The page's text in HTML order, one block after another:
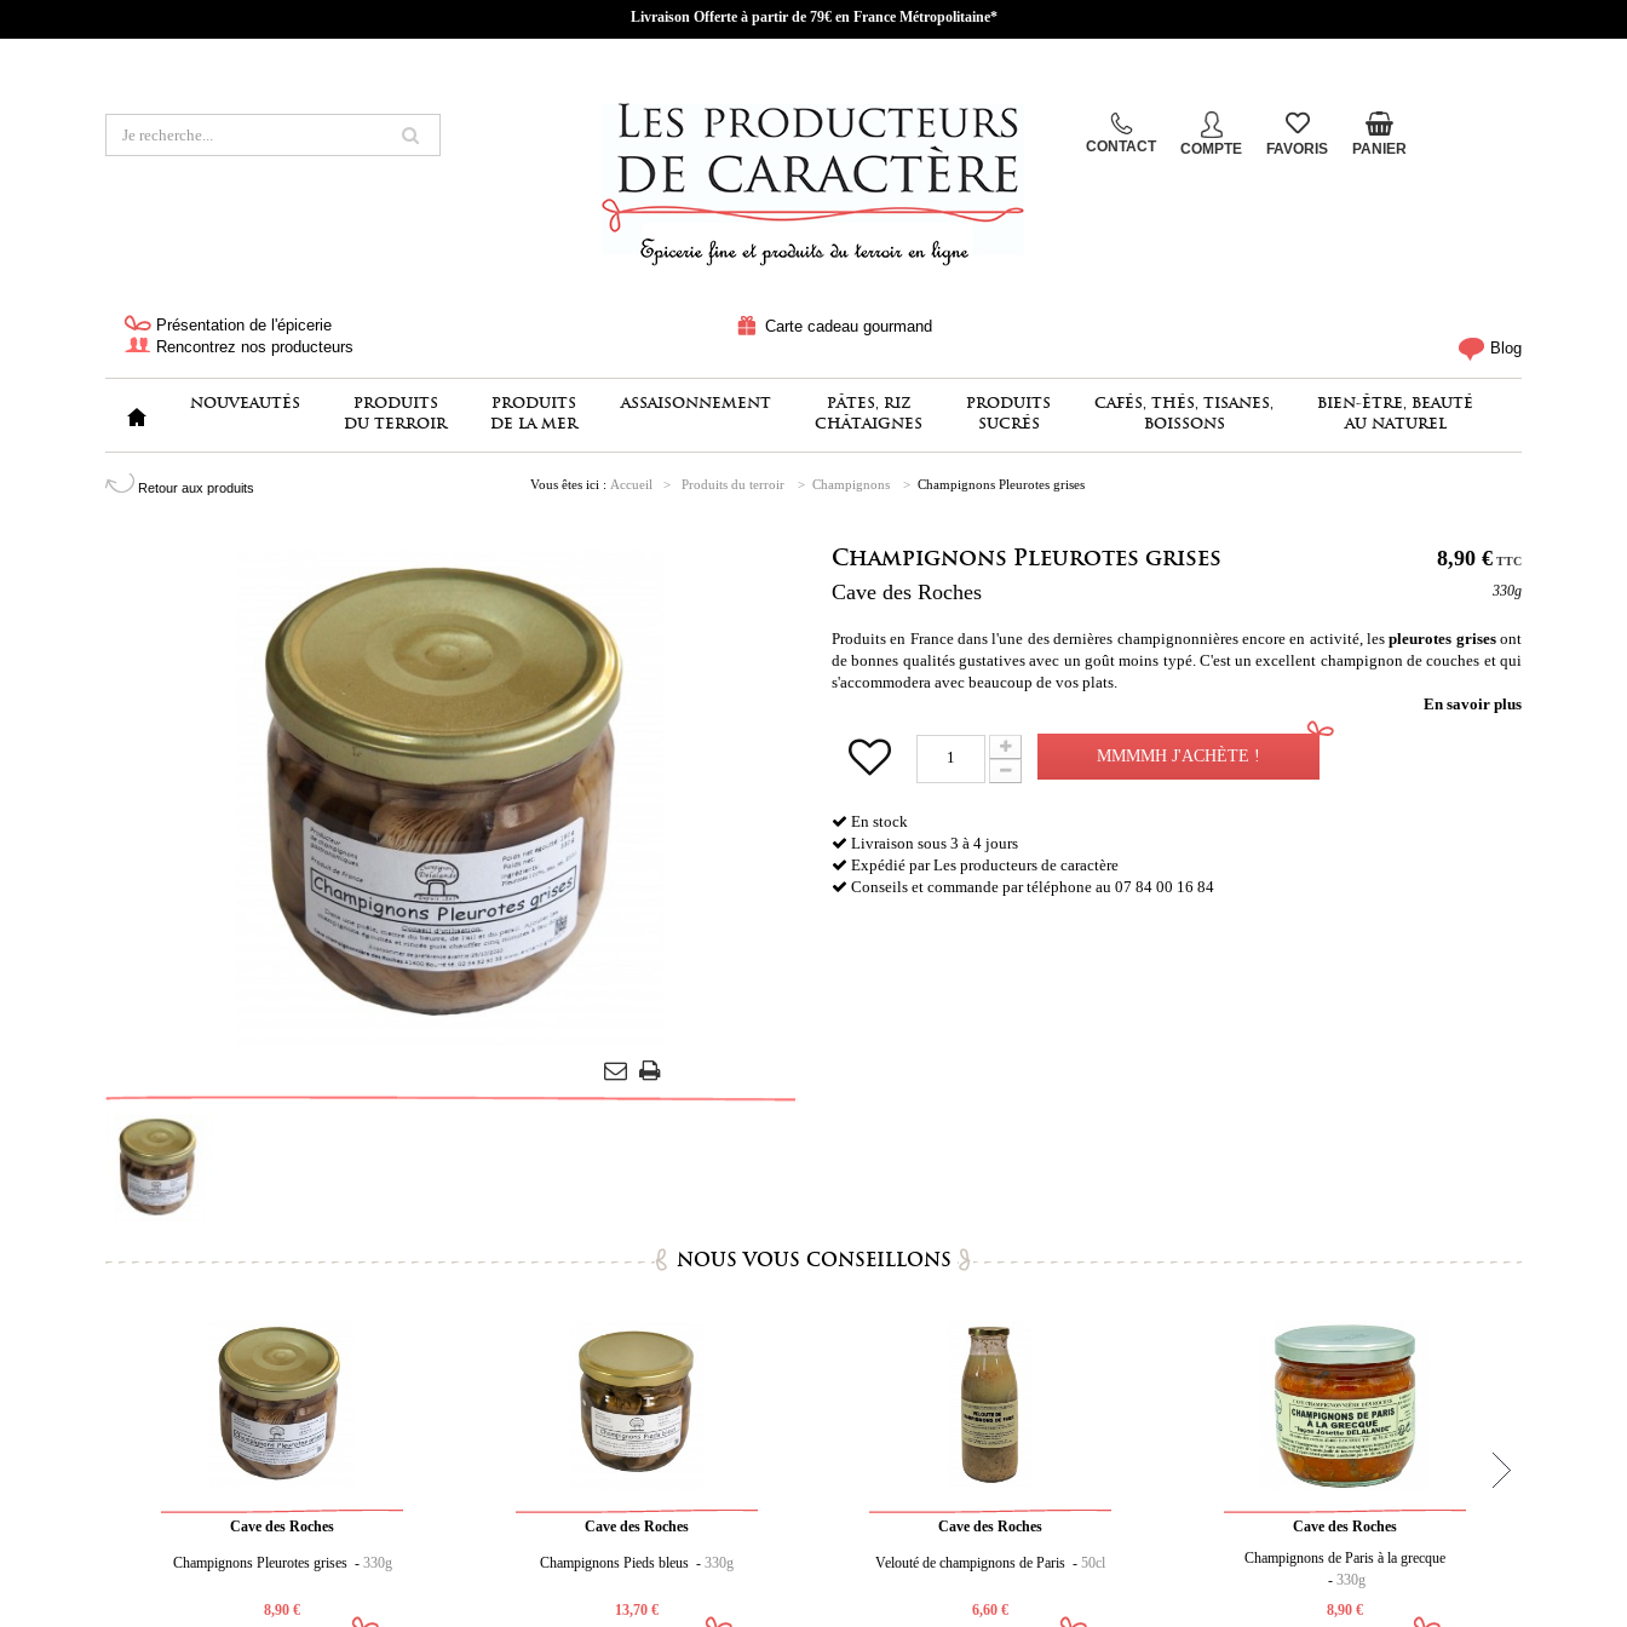
Livraison Offerte à partir de 79€ en France Métropolitaine*
CONTACT COMPTE FAVORIS PANIER
Présentation de l'épicerie
Rencontrez nos producteurs
Carte cadeau gourmand
Blog
NOUVEAUTÉS
PRODUITS
DU TERROIR
PRODUITS
DE LA MER
ASSAISONNEMENT
PÂTES, RIZ
CHÂTAIGNES
PRODUITS
SUCRÉS
CAFÉS, THÉS, TISANES,
BOISSONS
BIEN-ÊTRE, BEAUTÉ
AU NATUREL
Vous êtes ici : Accueil > Produits du terroir > Champignons > Champignons Pleurotes grises
Retour aux produits
Champignons Pleurotes grises
Cave des Roches
8,90 € TTC
330g
Produits en France dans l'une des dernières champignonnières encore en activité, lespleurotes grisesont
de bonnes qualités gustatives avec un goût moins typé. C'est un excellent champignon de couches et qui
s'accommodera avec beaucoup de vos plats.
En savoir plus
MMMMH J'ACHÈTE !
En stock
Livraison sous 3 à 4 jours
Expédié par Les producteurs de caractère
Conseils et commande par téléphone au 07 84 00 16 84
NOUS VOUS CONSEILLONS
Cave des Roches
Champignons Pleurotes grises - 330g
8,90 €
Cave des Roches
Champignons Pieds bleus - 330g
13,70 €
Cave des Roches
Velouté de champignons de Paris -50cl
6,60 €
Cave des Roches
Champignons de Paris à la grecque
- 330g
8,90 €